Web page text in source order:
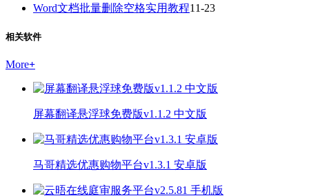
Word文档批量删除空格实用教程11-23
相关软件
More+
屏幕翻译悬浮球免费版v1.1.2 中文版
马哥精选优惠购物平台v1.3.1 安卓版